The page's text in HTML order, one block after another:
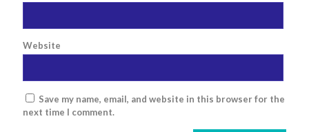
Website
Save my name, email, and website in this browser for the
next time I comment.